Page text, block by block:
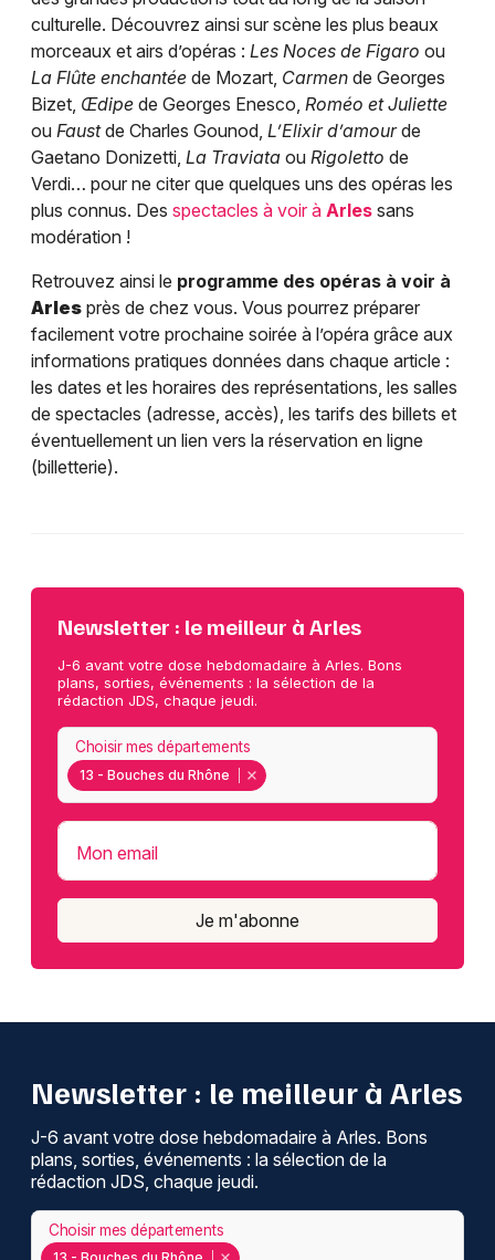
culturelle. Découvrez ainsi sur scène les plus beaux
morceaux et airs d’opéras : Les Noces de Figaro ou
La Flûte enchantée de Mozart, Carmen de Georges
Bizet, Œdipe de Georges Enesco, Roméo et Juliette
ou Faustde Charles Gounod, L’Elixir d’amourde
Gaetano Donizetti, La Traviata ou Rigoletto de
Verdi… pour ne citer que quelques uns des opéras les
plus connus. Des spectacles à voir à Arles sans
modération !
Retrouvez ainsi le programme des opéras à voir à
Arles près de chez vous. Vous pourrez préparer
facilement votre prochaine soirée à l’opéra grâce aux
informations pratiques données dans chaque article :
les dates et les horaires des représentations, les salles
de spectacles (adresse, accès), les tarifs des billets et
éventuellement un lien vers la réservation en ligne
(billetterie).
Newsletter : le meilleur à Arles
J-6 avant votre dose hebdomadaire à Arles. Bons
plans, sorties, événements : la sélection de la
rédaction JDS, chaque jeudi.
13 - Bouches du Rhône
Choisir mes départements
Mon email
Je m'abonne
Newsletter : le meilleur à Arles
J-6 avant votre dose hebdomadaire à Arles. Bons
plans, sorties, événements : la sélection de la
rédaction JDS, chaque jeudi.
Choisir mes départements